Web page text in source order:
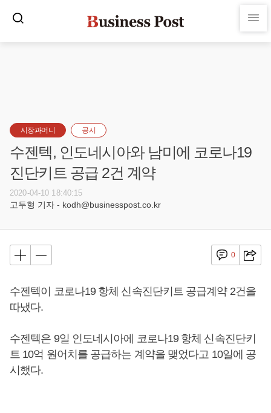
시장과머니 공시
수젠텍, 인도네시아와 남미에 코로나19
진단키트 공급 2건 계약
2020-04-10 18:40:15
고두형 기자 - kodh@businesspost.co.kr
0
수젠텍이 코로나19 항체 신속진단키트 공급계약 2건을
따냈다.
수젠텍은 9일 인도네시아에 코로나19 항체 신속진단키
트 10억 원어치를 공급하는 계약을 맺었다고 10일에 공
시했다.